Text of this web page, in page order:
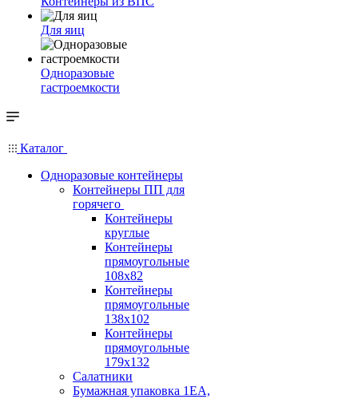
Для яиц
Одноразовые
гастроемкости
Каталог
Одноразовые контейнеры
Контейнеры ПП для
горячего
Контейнеры
круглые
Контейнеры
прямоугольные
108х82
Контейнеры
прямоугольные
138х102
Контейнеры
прямоугольные
179х132
Салатники
Бумажная упаковка 1ЕА,